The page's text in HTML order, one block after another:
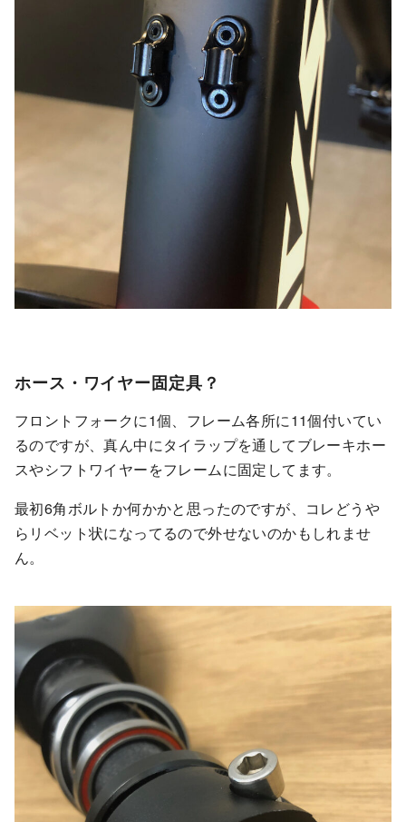
ホース・ワイヤー固定具？
フロントフォークに1個、フレーム各所に11個付いてい
るのですが、真ん中にタイラップを通してブレーキホー
スやシフトワイヤーをフレームに固定してます。
最初6角ボルトか何かかと思ったのですが、コレどうや
らリベット状になってるので外せないのかもしれませ
ん。